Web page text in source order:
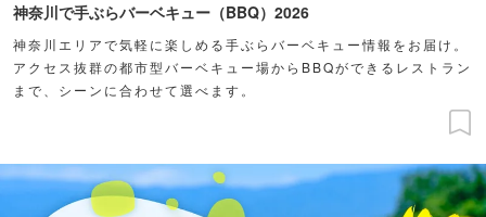
神奈川で手ぶらバーベキュー（BBQ）2026
神奈川エリアで気軽に楽しめる手ぶらバーベキュー情報をお届け。
アクセス抜群の都市型バーベキュー場からBBQができるレストラン
まで、シーンに合わせて選べます。